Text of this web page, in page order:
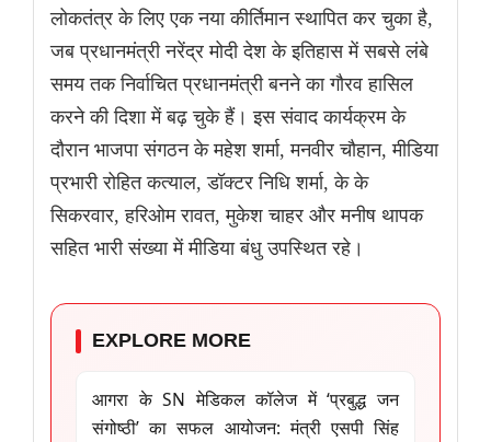
लोकतंत्र के लिए एक नया कीर्तिमान स्थापित कर चुका है,
जब प्रधानमंत्री नरेंद्र मोदी देश के इतिहास में सबसे लंबे
समय तक निर्वाचित प्रधानमंत्री बनने का गौरव हासिल
करने की दिशा में बढ़ चुके हैं। इस संवाद कार्यक्रम के
दौरान भाजपा संगठन के महेश शर्मा, मनवीर चौहान, मीडिया
प्रभारी रोहित कत्याल, डॉक्टर निधि शर्मा, के के
सिकरवार, हरिओम रावत, मुकेश चाहर और मनीष थापक
सहित भारी संख्या में मीडिया बंधु उपस्थित रहे।
EXPLORE MORE
आगरा के SN मेडिकल कॉलेज में ‘प्रबुद्ध जन
संगोष्ठी’ का सफल आयोजन: मंत्री एसपी सिंह